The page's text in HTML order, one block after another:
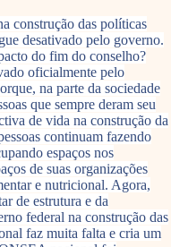
construção das políticas
desativado pelo governo.
do fim do conselho?
oficialmente pelo
na parte da sociedade
que sempre deram seu
de vida na construção da
continuam fazendo
espaços nos
de suas organizações
e nutricional. Agora,
de estrutura e da
federal na construção das
faz muita falta e cria um